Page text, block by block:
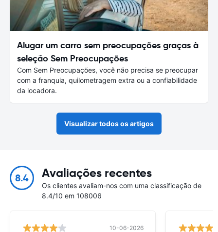
Alugar um carro sem preocupações graças à
seleção Sem Preocupações
Com Sem Preocupações, você não precisa se preocupar
com a franquia, quilometragem extra ou a confiabilidade
da locadora.
Visualizar todos os artigos
8.4 Avaliações recentes
Os clientes avaliam-nos com uma classificação de
8.4/10 em 108006
10-06-2026